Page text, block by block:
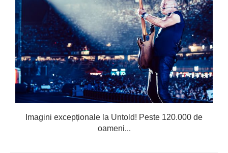
Imagini excepționale la Untold! Peste 120.000 de
oameni...